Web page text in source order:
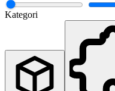
Kategori